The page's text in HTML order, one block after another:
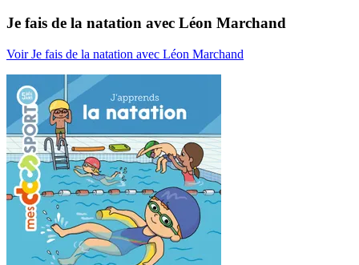
Je fais de la natation avec Léon Marchand
Voir Je fais de la natation avec Léon Marchand